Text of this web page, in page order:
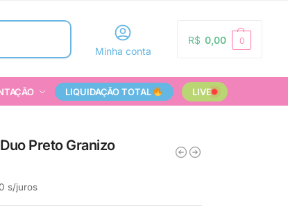
Pesquisar
Minha conta
R$ 0,00 0
LIQUIDAÇÃO TOTAL LIVE
Preto Granizo
s/juros